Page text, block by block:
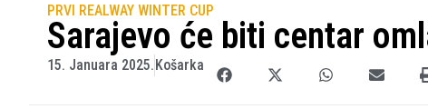
PRVI REALWAY WINTER CUP
Sarajevo će biti centar
15. Januara 2025.Košarka